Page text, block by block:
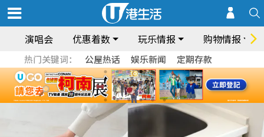
演唱会 优惠着数 玩乐情报 购物情报
热门关键词： 公屋热话 娱乐新闻 定期存款